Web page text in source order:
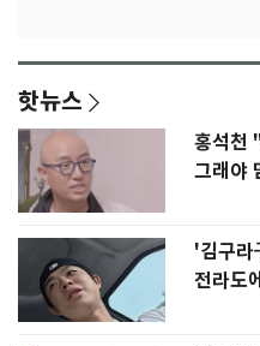
핫뉴스
홍석천
그래야
'김구라
전라도